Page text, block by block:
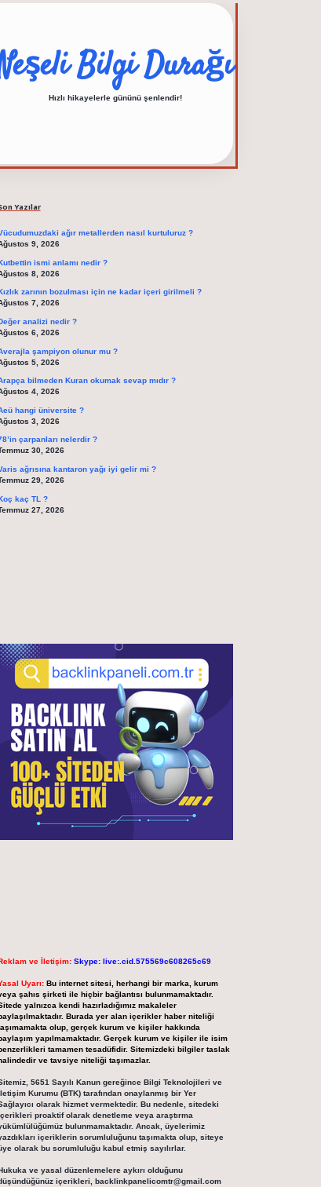
Bilgi Durağı
Hızlı hikayelerle gününü şenlendir!
Yazılar
ağır metallerden nasıl kurtuluruz ?
9, 2026
ismi anlamı nedir ?
8, 2026
Kızlık zarının bozulması için ne kadar içeri girilmeli ?
7, 2026
analizi nedir ?
6, 2026
şampiyon olunur mu ?
5, 2026
bilmeden Kuran okumak sevap mıdır ?
4, 2026
hangi üniversite ?
3, 2026
çarpanları nelerdir ?
30, 2026
ağrısına kantaron yağı iyi gelir mi ?
29, 2026
kaç TL ?
27, 2026
Reklam ve İletişim: Skype: live:.cid.575569c608265c69
Uyarı: Bu internet sitesi, herhangi bir marka, kurum
şahıs şirketi ile hiçbir bağlantısı bulunmamaktadır.
yalnızca kendi hazırladığımız makaleler
Burada yer alan içerikler haber niteliği
olup, gerçek kurum ve kişiler hakkında
yapılmamaktadır. Gerçek kurum ve kişiler ile isim
benzerlikleri tamamen tesadüfidir. Sitemizdeki bilgiler taslak
halindedir ve tavsiye niteliği taşımazlar.
5651 Sayılı Kanun gereğince Bilgi Teknolojileri ve
İletişim Kurumu (BTK) tarafından onaylanmış bir Yer
olarak hizmet vermektedir. Bu nedenle, sitedeki
proaktif olarak denetleme veya araştırma
bulunmamaktadır. Ancak, üyelerimiz
içeriklerin sorumluluğunu taşımakta olup, siteye
olarak bu sorumluluğu kabul etmiş sayılırlar.
Hukuka ve yasal düzenlemelere aykırı olduğunu
içerikleri, backlinkpanelicomtr@gmail.com
elexbet güncel adresi